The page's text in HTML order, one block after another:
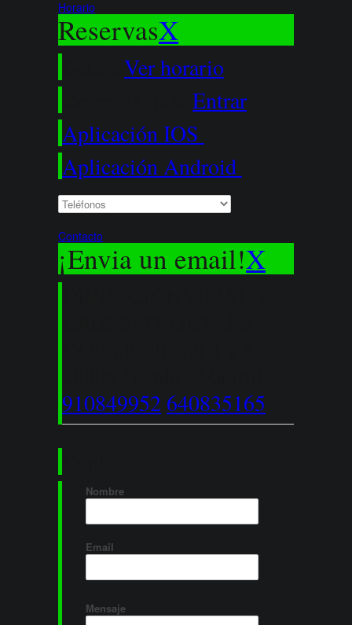
Horario
ReservasX
Ver horario
Entrar
Aplicación IOS
Aplicación Android
Contacto
¡Envia un email!X
910849952 640835165
Nombre
Email
Mensaje